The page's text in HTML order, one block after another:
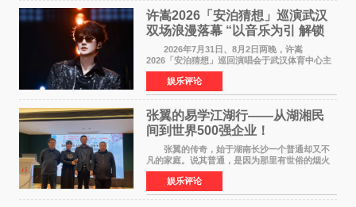
许嵩2026「安泊猜想」巡演武汉
双场浪漫落幕 “以音乐为引 解锁
江城记忆”
2026年7月31日、8月2日两晚，许嵩
2026「安泊猜想」巡回演唱会于武汉体育中心主
体育场盛大开唱。许嵩与数万歌迷在此相聚，从
浪漫惬意的舞台设计到充满诚意与惊喜的现场互
动，共同开启了一场关于
娱乐评论
张翼的易学江湖行——从湖湘民
间到世界500强企业！
张翼的传奇，始于湖南长沙一个普通却又不
凡的家庭。说其普通，是因为那里有世俗的烟火
气；说其不凡，是因为家中有一位洞悉天地玄机
的长者——他的爷爷。作为当地的风水师，爷爷
是张翼走进易学
娱乐评论